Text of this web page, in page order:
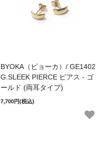
BYOKA（ビョーカ）/ GE1402
G.SLEEK PIERCE ピアス - ゴ
ールド (両耳タイプ)
7,700円(税込)